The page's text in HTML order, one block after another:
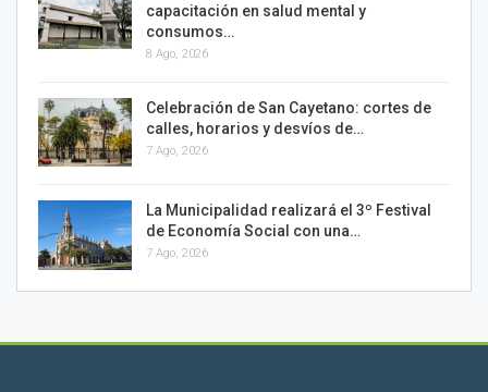
capacitación en salud mental y
consumos…
8 Ago, 2026
Celebración de San Cayetano: cortes de
calles, horarios y desvíos de…
7 Ago, 2026
La Municipalidad realizará el 3º Festival
de Economía Social con una…
7 Ago, 2026